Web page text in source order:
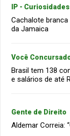
IP - Curiosidades
Cachalote
da Jamaica
Você
Brasil tem 138
e salários de até
Gente de Direito
Aldemar Correia: